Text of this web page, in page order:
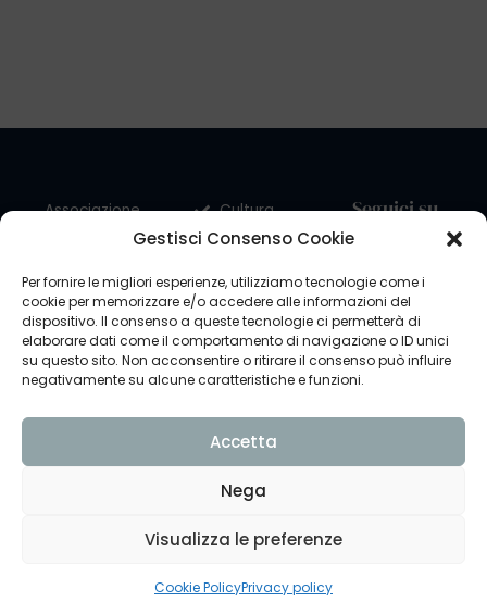
Gestisci Consenso Cookie
Per fornire le migliori esperienze, utilizziamo tecnologie come i
cookie per memorizzare e/o accedere alle informazioni del
dispositivo. Il consenso a queste tecnologie ci permetterà di
elaborare dati come il comportamento di navigazione o ID unici
su questo sito. Non acconsentire o ritirare il consenso può influire
negativamente su alcune caratteristiche e funzioni.
Accetta
Nega
Visualizza le preferenze
Cookie PolicyPrivacy policy
Associazione
“Antonio
Gramsci”
Corso
Umbria 28 B,
10144 Torino
Cultura
Viaggiare
Chi
siamo
Cosa
facciamo
Contatti
Partner
Seguici su